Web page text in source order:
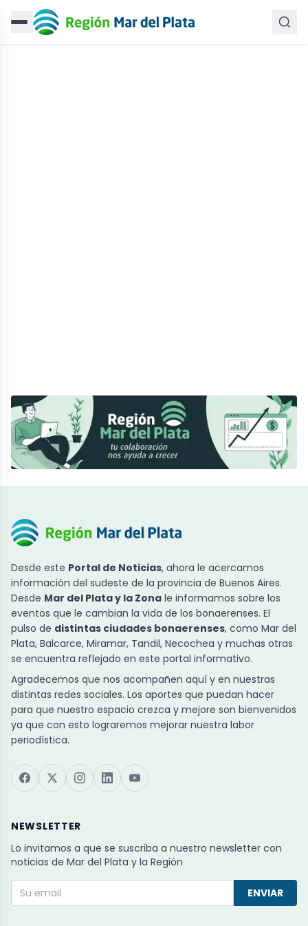
Desde este Portal de Noticias, ahora le acercamos
información del sudeste de la provincia de Buenos Aires.
Desde Mar del Plata y la Zona le informamos sobre los
eventos que le cambian la vida de los bonaerenses. El
pulso de distintas ciudades bonaerenses, como Mar del
Plata, Balcarce, Miramar, Tandil, Necochea y muchas otras
se encuentra reflejado en este portal informativo.
Agradecemos que nos acompañen aquí y en nuestras
distintas redes sociales. Los aportes que puedan hacer
para que nuestro espacio crezca y mejore son bienvenidos
ya que con esto lograremos mejorar nuestra labor
periodística.
NEWSLETTER
Lo invitamos a que se suscriba a nuestro newsletter con
noticias de Mar del Plata y la Región
ENVIAR